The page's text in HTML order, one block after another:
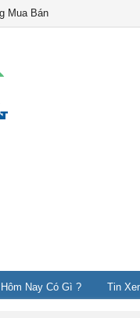
Mua Bán
Hôm Nay Có Gì ? Tin